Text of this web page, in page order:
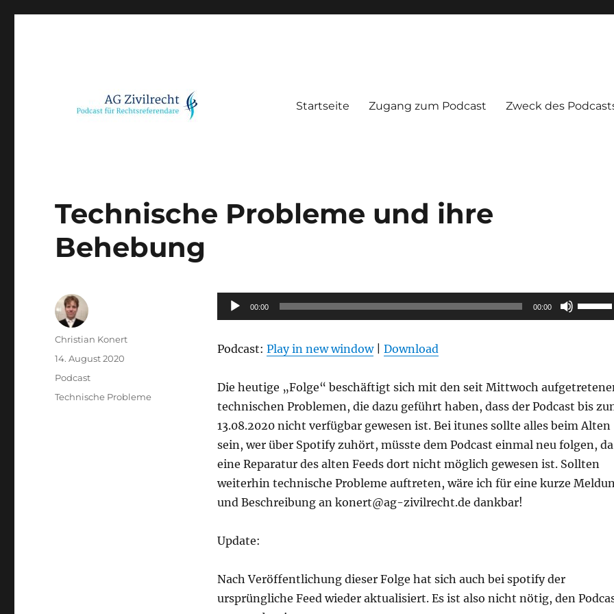
Startseite Zugang zum Podcast Zweck des
Technische Probleme und ihre
Behebung
Audio-
Player
00:00 00:00
Hoch/
Podcast: Play in new window| Download
Die heutige „Folge“ beschäftigt sich mit den seit Mittwoch
technischen Problemen, die dazu geführt haben, dass der Podcast bis
13.08.2020 nicht verfügbar gewesen ist. Bei itunes sollte alles beim Alten
sein, wer über Spotify zuhört, müsste dem Podcast einmal neu folgen, da
eine Reparatur des alten Feeds dort nicht möglich gewesen ist. Sollten
weiterhin technische Probleme auftreten, wäre ich für eine kurze
und Beschreibung an konert@ag-zivilrecht.de dankbar!
Update:
Nach Veröffentlichung dieser Folge hat sich auch bei spotify der
ursprüngliche Feed wieder aktualisiert. Es ist also nicht nötig, den
Autor
Christian Konert
Veröffentlicht
14. August 2020
Kategorien
Podcast
Schlagwörter
Technische Probleme